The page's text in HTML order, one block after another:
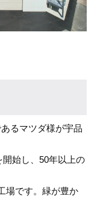
るマツダ様が宇品
開始し、50年以上の
場です。緑が豊か